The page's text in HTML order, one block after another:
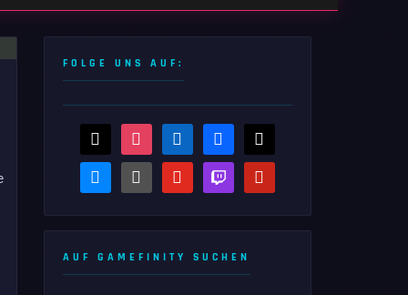
FOLGE UNS AUF:
threads instagramlinkedin facebook
bluesky steam-
square
youtubetwitch pinterest
AUF GAMEFINITY SUCHEN